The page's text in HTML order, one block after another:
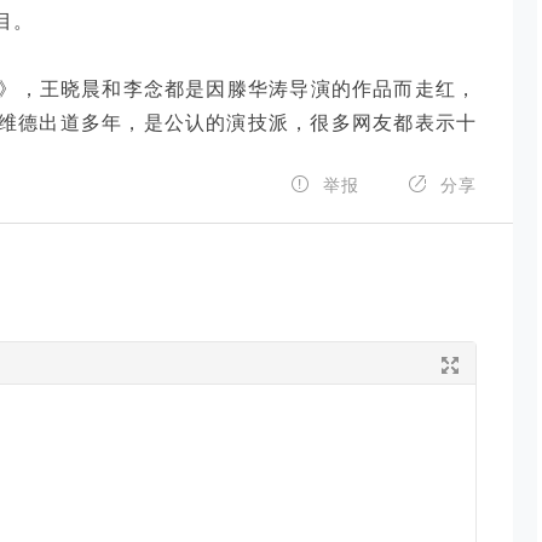
。
，王晓晨和李念都是因滕华涛导演的作品而走红，
德出道多年，是公认的演技派，很多网友都表示十
 分享
 举报